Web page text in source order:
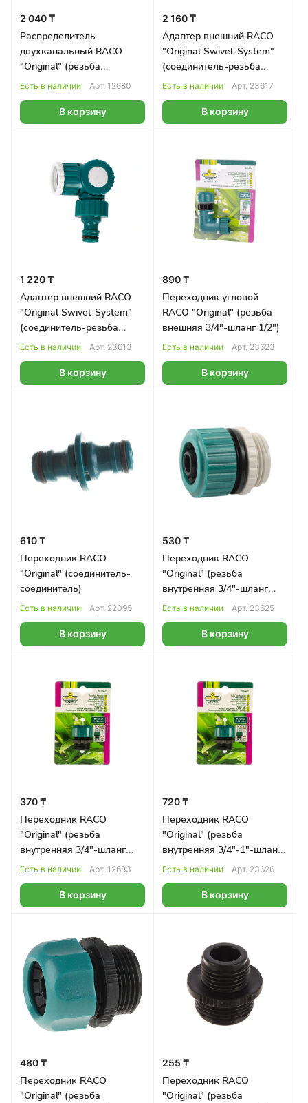
2 040 ₸
Распределитель
двухканальный RACO
"Original" (резьба
внешняя-наконечник),
Есть в наличии Арт. 12680
В корзину
2 160 ₸
Адаптер внешний RACO
"Original Swivel-System"
(соединитель-резьба
внешняя), 1/2"-5/8"-3/4"-1"
Есть в наличии Арт. 23617
В корзину
1 220 ₸
Адаптер внешний RACO
"Original Swivel-System"
(соединитель-резьба
внешняя), 1/2"-3/4"
Есть в наличии Арт. 23613
В корзину
890 ₸
Переходник угловой
RACO "Original" (резьба
внешняя 3/4"-шланг 1/2")
Есть в наличии Арт. 23623
В корзину
610 ₸
Переходник RACO
"Original" (соединитель-
соединитель)
Есть в наличии Арт. 22095
В корзину
530 ₸
Переходник RACO
"Original" (резьба
внутренняя 3/4"-шланг
3/4")
Есть в наличии Арт. 23625
В корзину
370 ₸
Переходник RACO
"Original" (резьба
внутренняя 3/4"-шланг
1/2")
Есть в наличии Арт. 12683
В корзину
720 ₸
Переходник RACO
"Original" (резьба
внутренняя 3/4"-1"-шланг
3/4")
Есть в наличии Арт. 23626
В корзину
480 ₸
Переходник RACO
"Original" (резьба
255 ₸
Переходник RACO
"Original" (резьба